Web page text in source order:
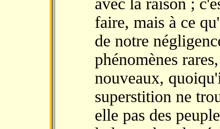
avec la raison ;
faire, mais à ce
de notre
phénomènes
nouveaux,
superstition ne
elle pas des